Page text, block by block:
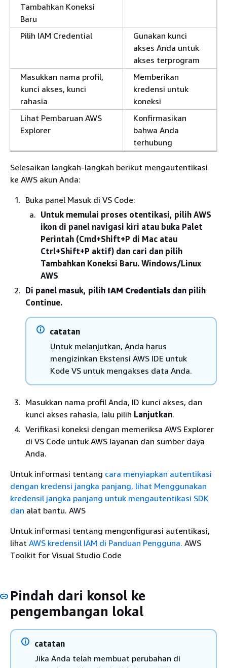
Tambahkan Koneksi
Baru
Pilih IAM Credential
Gunakan kunci
akses Anda untuk
akses terprogram
Masukkan nama profil,
kunci akses, kunci
rahasia
Memberikan
kredensi untuk
koneksi
Lihat Pembaruan AWS
Explorer
Konfirmasikan
bahwa Anda
terhubung
Selesaikan langkah-langkah berikut mengautentikasi
ke AWS akun Anda:
Buka panel Masuk di VS Code:
Untuk memulai proses otentikasi, pilih AWS
ikon di panel navigasi kiri atau buka Palet
Perintah (Cmd+Shift+P di Mac atau
Ctrl+Shift+P aktif) dan cari dan pilih
Tambahkan Koneksi Baru. Windows/Linux
AWS
Di panel masuk, pilih IAM Credentials dan pilih
Continue.
catatan
Untuk melanjutkan, Anda harus
mengizinkan Ekstensi AWS IDE untuk
Kode VS untuk mengakses data Anda.
Masukkan nama profil Anda, ID kunci akses, dan
kunci akses rahasia, lalu pilih Lanjutkan.
Verifikasi koneksi dengan memeriksa AWS Explorer
di VS Code untuk AWS layanan dan sumber daya
Anda.
Untuk informasi tentang cara menyiapkan autentikasi
dengan kredensi jangka panjang, lihat Menggunakan
kredensil jangka panjang untuk mengautentikasi SDK
dan alat bantu. AWS
Untuk informasi tentang mengonfigurasi autentikasi,
lihat AWS kredensil IAM di Panduan Pengguna. AWS
Toolkit for Visual Studio Code
Pindah dari konsol ke
pengembangan lokal
catatan
Jika Anda telah membuat perubahan di